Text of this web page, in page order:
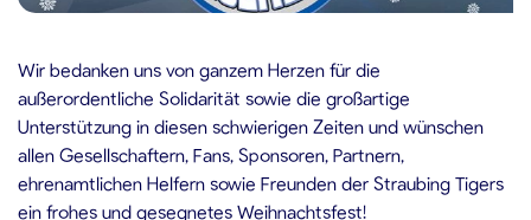
Wir bedanken uns von ganzem Herzen für die
außerordentliche Solidarität sowie die großartige
Unterstützung in diesen schwierigen Zeiten und wünschen
allen Gesellschaftern, Fans, Sponsoren, Partnern,
ehrenamtlichen Helfern sowie Freunden der Straubing Tigers
ein frohes und gesegnetes Weihnachtsfest!